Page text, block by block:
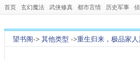
首页 玄幻魔法 武侠修真 都市言情 历史军事
望书阁-> 其他类型 ->重生归来，极品家